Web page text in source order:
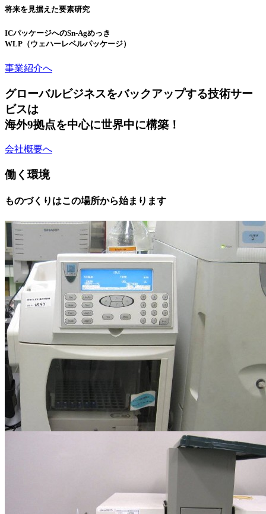
将来を見据えた要素研究
ICパッケージへのSn-Agめっき
WLP（ウェハーレベルパッケージ）
事業紹介へ
グローバルビジネスをバックアップする技術サー
ビスは
海外9拠点を中心に世界中に構築！
会社概要へ
働く環境
ものづくりはこの場所から始まります